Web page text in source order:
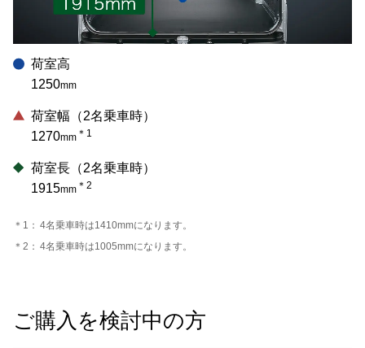
荷室高
1250mm
荷室幅（2名乗車時）
1270mm ＊1
荷室長（2名乗車時）
1915mm ＊2
＊1： 4名乗車時は1410mmになります。
＊2： 4名乗車時は1005mmになります。
ご購入を検討中の方